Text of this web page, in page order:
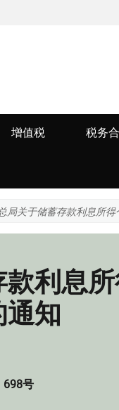
增值税 税务
局关于储蓄存款利息所
利息
知
698号